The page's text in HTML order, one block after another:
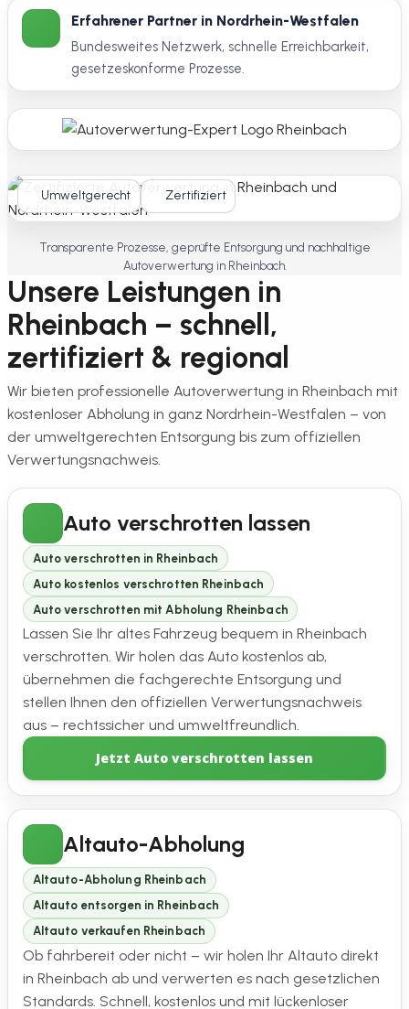
Erfahrener Partner in Nordrhein-Westfalen
Bundesweites Netzwerk, schnelle Erreichbarkeit,
gesetzeskonforme Prozesse.
Umweltgerecht Zertifiziert
Transparente Prozesse, geprüfte Entsorgung und nachhaltige
Autoverwertung in Rheinbach.
Unsere Leistungen in
Rheinbach – schnell,
zertifiziert & regional
Wir bieten professionelle Autoverwertung in Rheinbach mit
kostenloser Abholung in ganz Nordrhein-Westfalen – von
der umweltgerechten Entsorgung bis zum offiziellen
Verwertungsnachweis.
Auto verschrotten lassen
Auto verschrotten in Rheinbach
Auto kostenlos verschrotten Rheinbach
Auto verschrotten mit Abholung Rheinbach
Lassen Sie Ihr altes Fahrzeug bequem in Rheinbach
verschrotten. Wir holen das Auto kostenlos ab,
übernehmen die fachgerechte Entsorgung und
stellen Ihnen den offiziellen Verwertungsnachweis
aus – rechtssicher und umweltfreundlich.
Jetzt Auto verschrotten lassen
Altauto-Abholung
Altauto-Abholung Rheinbach
Altauto entsorgen in Rheinbach
Altauto verkaufen Rheinbach
Ob fahrbereit oder nicht – wir holen Ihr Altauto direkt
in Rheinbach ab und verwerten es nach gesetzlichen
Standards. Schnell, kostenlos und mit lückenloser